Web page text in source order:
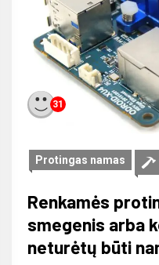
31
Protingas namas
Renkamės
smegenis arba
neturėtų būti